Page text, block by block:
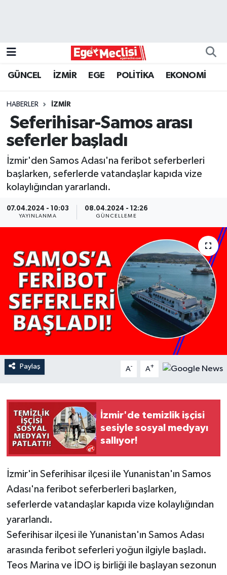
GÜNCEL İZMİR EGE POLİTİKA EKONOMİ
HABERLER İZMİR
Seferihisar-Samos arası
seferler başladı
İzmir'den Samos Adası'na feribot seferberleri
başlarken, seferlerde vatandaşlar kapıda vize
kolaylığından yararlandı.
07.04.2024 - 10:03
YAYINLANMA
08.04.2024 - 12:26
GÜNCELLEME
Paylaş A- A+
İzmir'de temizlik işçisi
sesiyle sosyal medyayı
sallıyor!
İzmir'in Seferihisar ilçesi ile Yunanistan'ın Samos
Adası'na feribot seferberleri başlarken,
seferlerde vatandaşlar kapıda vize kolaylığından
yararlandı.
Seferihisar ilçesi ile Yunanistan'ın Samos Adası
arasında feribot seferleri yoğun ilgiyle başladı.
Teos Marina ve İDO iş birliği ile başlayan sezonun
GÜNCEL
İZMİR
ÖZEL HABER
Programlar
SPOR